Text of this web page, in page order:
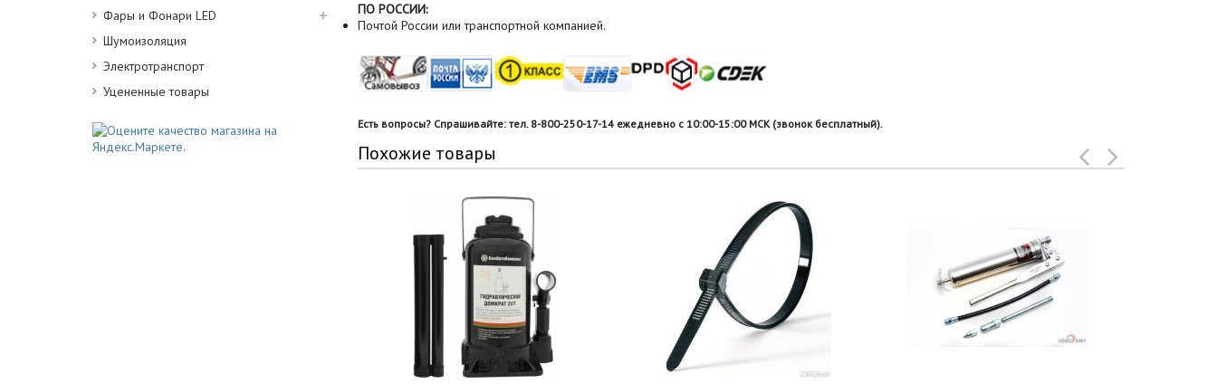
Фары и Фонари LED
Шумоизоляция
Электротранспорт
Уцененные товары
ПО РОССИИ:
Почтой России или транспортной компанией.
Есть вопросы? Спрашивайте: тел. 8-800-250-17-14 ежедневно с 10:00-15:00 МСК (звонок бесплатный).
Похожие товары